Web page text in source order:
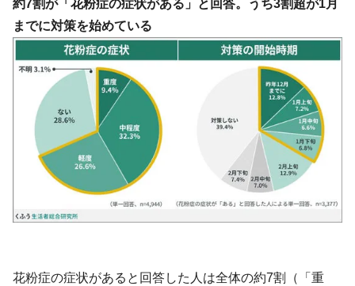
約7割が「花粉症の症状がある」と回答。うち3割超が1月
までに対策を始めている
花粉症の症状があると回答した人は全体の約7割（「重